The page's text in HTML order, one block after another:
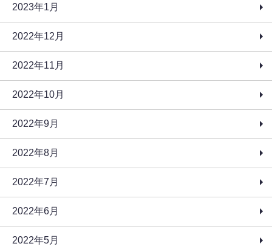
2023年1月
2022年12月
2022年11月
2022年10月
2022年9月
2022年8月
2022年7月
2022年6月
2022年5月